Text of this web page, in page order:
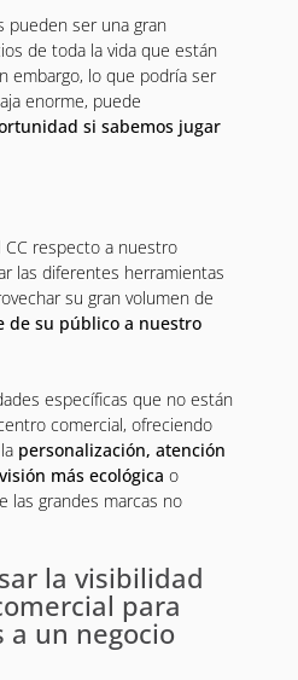
pueden ser una gran
de toda la vida que están
embargo, lo que podría ser
enorme, puede
si sabemos jugar
CC respecto a nuestro
las diferentes herramientas
su gran volumen de
de su público a nuestro
específicas que no están
comercial, ofreciendo
personalización, atención
más ecológica o
las grandes marcas no
la visibilidad
para
a un negocio